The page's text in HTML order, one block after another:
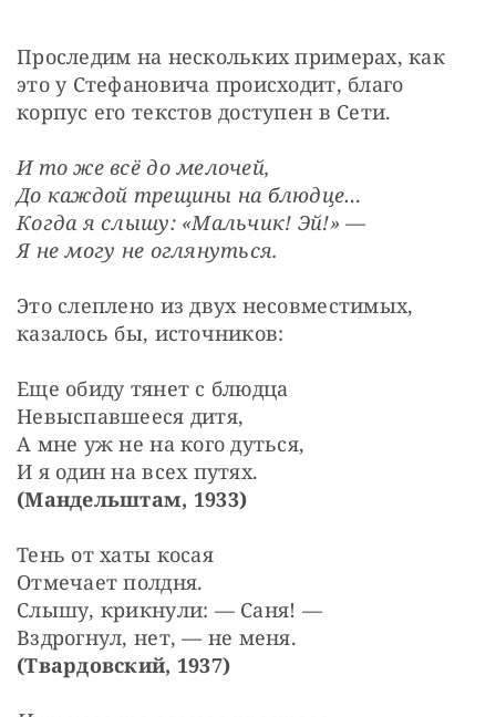
Проследим на нескольких примерах, как
это у Стефановича происходит, благо
корпус его текстов доступен в Сети.
И то же всё до мелочей,
До каждой трещины на блюдце…
Когда я слышу: «Мальчик! Эй!» —
Я не могу не оглянуться.
Это слеплено из двух несовместимых,
казалось бы, источников:
Еще обиду тянет с блюдца
Невыспавшееся дитя,
А мне уж не на кого дуться,
И я один на всех путях.
(Мандельштам, 1933)
Тень от хаты косая
Отмечает полдня.
Слышу, крикнули: — Саня! —
Вздрогнул, нет, — не меня.
(Твардовский, 1937)